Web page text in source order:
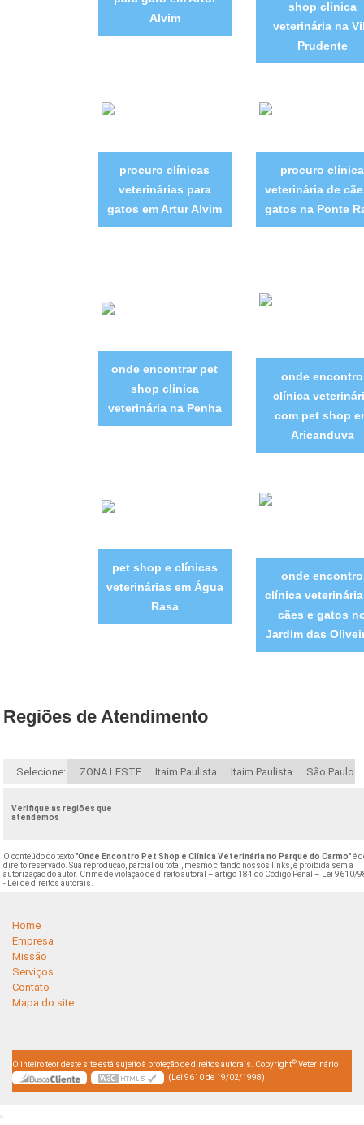
Alvim
shop clínica
veterinária na
Prudente
procuro clínicas
veterinárias para
gatos em Artur Alvim
procuro clínica
veterinária de
gatos na Ponte
onde encontrar pet
shop clínica
veterinária na Penha
onde encontro
clínica
com pet shop
Aricanduva
pet shop e clínicas
veterinárias em Água
Rasa
onde encontro
clínica
cães e gatos
Jardim das
Regiões de Atendimento
Selecione: ZONA LESTE Itaim Paulista Itaim Paulista São Paulo
Verifique as regiões que
atendemos
O conteúdo do texto "Onde Encontro Pet Shop e Clínica Veterinária no Parque do Carmo" é
direito reservado. Sua reprodução, parcial ou total, mesmo citando nossos links, é proibida sem a
autorização do autor. Crime de violação de direito autoral – artigo 184 do Código Penal – Lei 9610/
- Lei de direitos autorais.
Home
Empresa
Missão
Serviços
Contato
Mapa do site
O inteiro teor deste site está sujeito à proteção de direitos autorais. Copyright© Veterinário
(Lei 9610 de 19/02/1998)